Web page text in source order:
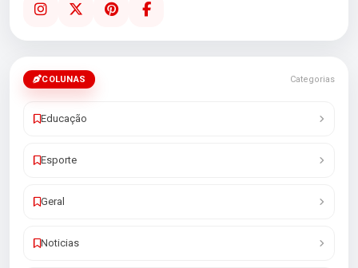
COLUNAS Categorias
Educação
Esporte
Geral
Noticias